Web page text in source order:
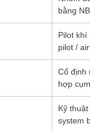
bằng
Pilot khí
pilot /
Cố định
hợp
Kỹ
system